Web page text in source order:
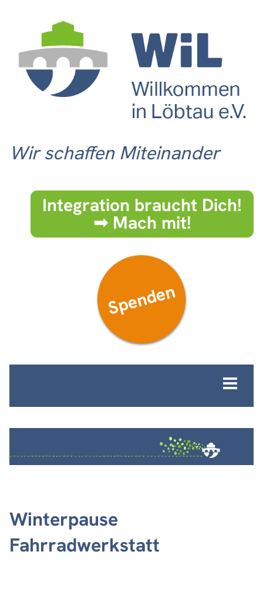
Wir schaffen Miteinander
Integration braucht Dich!
➟ Mach mit!
Spenden
Winterpause
Fahrradwerkstatt